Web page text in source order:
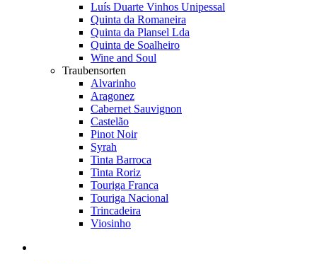
Luís Duarte Vinhos Unipessal
Quinta da Romaneira
Quinta da Plansel Lda
Quinta de Soalheiro
Wine and Soul
Traubensorten
Alvarinho
Aragonez
Cabernet Sauvignon
Castelão
Pinot Noir
Syrah
Tinta Barroca
Tinta Roriz
Touriga Franca
Touriga Nacional
Trincadeira
Viosinho